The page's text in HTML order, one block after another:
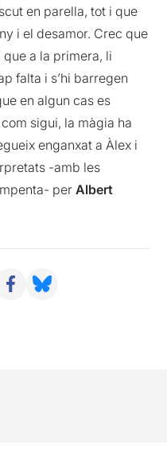
en parella, tot i que
i el desamor. Crec que
a la primera, li
falta i s’hi barregen
en algun cas es
sigui, la màgia ha
enganxat a Àlex i
-amb les
perAlbert